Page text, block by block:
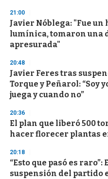
s
21:00
Javier Nóblega: "Fue un
lumínica, tomaron una
apresurada"
20:48
Javier Feres tras
Torque y Peñarol: “Soy
juega y cuando no”
20:36
El plan que liberó 500
hacer florecer plantas
20:18
“Esto que pasó es
suspensión del partido